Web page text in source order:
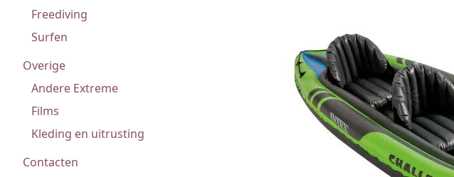
Freediving
Surfen
Overige
Andere Extreme
Films
Kleding en uitrusting
Contacten